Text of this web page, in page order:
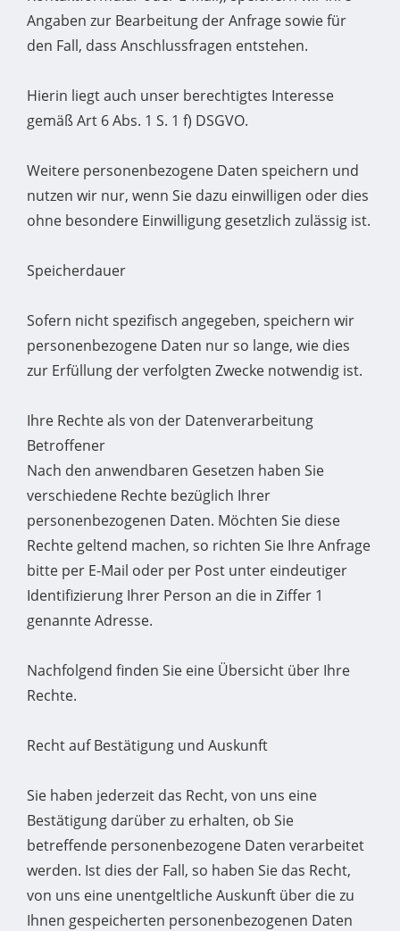
Angaben zur Bearbeitung der Anfrage sowie für
den Fall, dass Anschlussfragen entstehen.
Hierin liegt auch unser berechtigtes Interesse
gemäß Art 6 Abs. 1 S. 1 f) DSGVO.
Weitere personenbezogene Daten speichern und
nutzen wir nur, wenn Sie dazu einwilligen oder dies
ohne besondere Einwilligung gesetzlich zulässig ist.
Speicherdauer
Sofern nicht spezifisch angegeben, speichern wir
personenbezogene Daten nur so lange, wie dies
zur Erfüllung der verfolgten Zwecke notwendig ist.
Ihre Rechte als von der Datenverarbeitung
Betroffener
Nach den anwendbaren Gesetzen haben Sie
verschiedene Rechte bezüglich Ihrer
personenbezogenen Daten. Möchten Sie diese
Rechte geltend machen, so richten Sie Ihre Anfrage
bitte per E-Mail oder per Post unter eindeutiger
Identifizierung Ihrer Person an die in Ziffer 1
genannte Adresse.
Nachfolgend finden Sie eine Übersicht über Ihre
Rechte.
Recht auf Bestätigung und Auskunft
Sie haben jederzeit das Recht, von uns eine
Bestätigung darüber zu erhalten, ob Sie
betreffende personenbezogene Daten verarbeitet
werden. Ist dies der Fall, so haben Sie das Recht,
von uns eine unentgeltliche Auskunft über die zu
Ihnen gespeicherten personenbezogenen Daten